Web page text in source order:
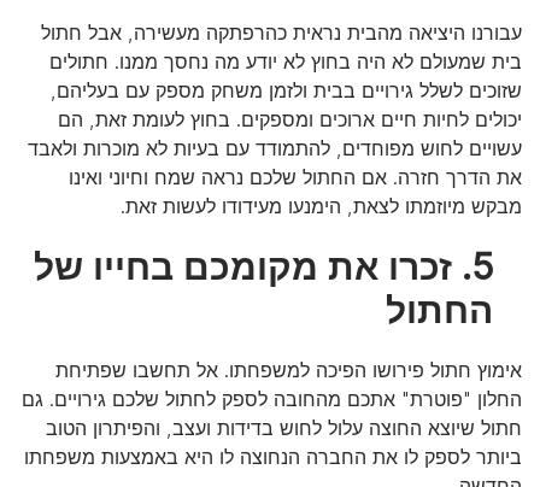
עבורנו היציאה מהבית נראית כהרפתקה מעשירה, אבל חתול
בית שמעולם לא היה בחוץ לא יודע מה נחסך ממנו. חתולים
שזוכים לשלל גירויים בבית ולזמן משחק מספק עם בעליהם,
יכולים לחיות חיים ארוכים ומספקים. בחוץ לעומת זאת, הם
עשויים לחוש מפוחדים, להתמודד עם בעיות לא מוכרות ולאבד
את הדרך חזרה. אם החתול שלכם נראה שמח וחיוני ואינו
מבקש מיוזמתו לצאת, הימנעו מעידודו לעשות זאת.
5. זכרו את מקומכם בחייו של
החתול
אימוץ חתול פירושו הפיכה למשפחתו. אל תחשבו שפתיחת
החלון "פוטרת" אתכם מהחובה לספק לחתול שלכם גירויים. גם
חתול שיוצא החוצה עלול לחוש בדידות ועצב, והפיתרון הטוב
ביותר לספק לו את החברה הנחוצה לו היא באמצעות משפחתו